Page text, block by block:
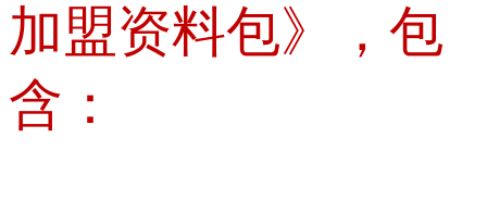
加盟资料包》，包
含：